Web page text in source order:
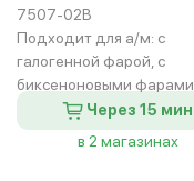
7507-02B
Подходит для а/м: с
галогенной фарой, с
биксеноновыми фарами
Через 15 мин
в 2 магазинах